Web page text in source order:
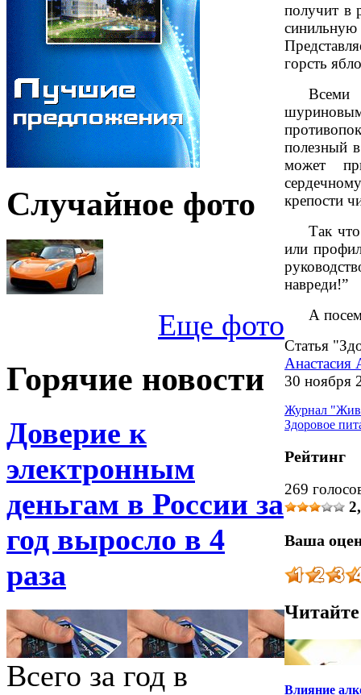
Случайное фото
Еще фото
Горячие новости
Доверие к
электронным
деньгам в России за
год выросло в 4
раза
Всего за год в
получит в
синильную
горсть
Всеми
полезный
может
крепости
Так
или
навреди!”
А
Статья
Анастасия
30 ноября
Журнал
Здоровое
Рейтинг
269
Ваша
Влияние